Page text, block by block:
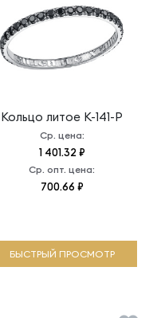
Кольцо литое К-141-Р
Ср. цена:
1 401.32 ₽
Ср. опт. цена:
700.66 ₽
БЫСТРЫЙ ПРОСМОТР